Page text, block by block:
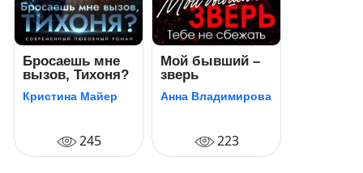
Бросаешь мне
вызов, Тихоня?
Кристина Майер
245
Мой бывший –
зверь
Анна Владимирова
223